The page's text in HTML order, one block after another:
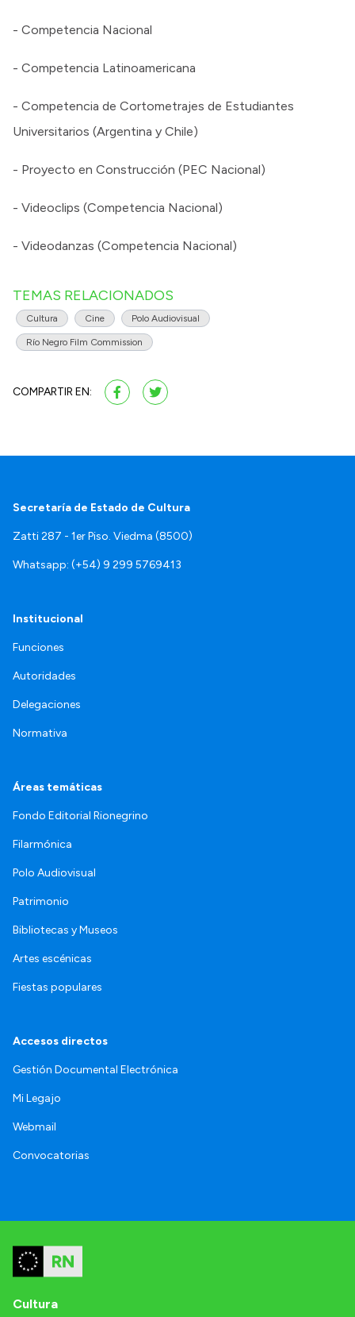
- Competencia Nacional
- Competencia Latinoamericana
- Competencia de Cortometrajes de Estudiantes
Universitarios (Argentina y Chile)
- Proyecto en Construcción (PEC Nacional)
- Videoclips (Competencia Nacional)
- Videodanzas (Competencia Nacional)
TEMAS RELACIONADOS
Cultura Cine Polo Audiovisual
Río Negro Film Commission
COMPARTIR EN:
Secretaría de Estado de Cultura
Zatti 287 - 1er Piso. Viedma (8500)
Whatsapp: (+54) 9 299 5769413
Institucional
Funciones
Autoridades
Delegaciones
Normativa
Áreas temáticas
Fondo Editorial Rionegrino
Filarmónica
Polo Audiovisual
Patrimonio
Bibliotecas y Museos
Artes escénicas
Fiestas populares
Accesos directos
Gestión Documental Electrónica
Mi Legajo
Webmail
Convocatorias
Cultura